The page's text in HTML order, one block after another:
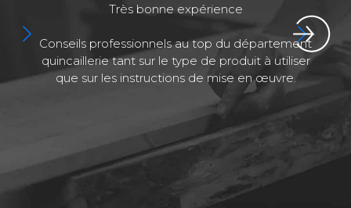
Très bonne expérience
Conseils professionnels au top du département
quincaillerie tant sur le type de produit à utiliser
que sur les instructions de mise en œuvre.